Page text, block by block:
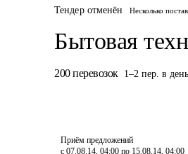
Тендер отменён Несколько
Бытовая
200 перевозок 1–2 пер. в день
Приём предложений
с 07.08.14, 04:00 по 15.08.14, 04:00